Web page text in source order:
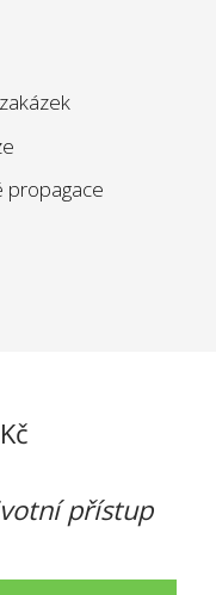
propagace
přístup